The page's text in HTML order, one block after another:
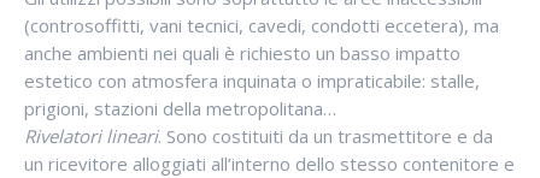
(controsoffitti, vani tecnici, cavedi, condotti eccetera), ma
anche ambienti nei quali è richiesto un basso impatto
estetico con atmosfera inquinata o impraticabile: stalle,
prigioni, stazioni della metropolitana…
Rivelatori lineari. Sono costituiti da un trasmettitore e da
un ricevitore alloggiati all’interno dello stesso contenitore e